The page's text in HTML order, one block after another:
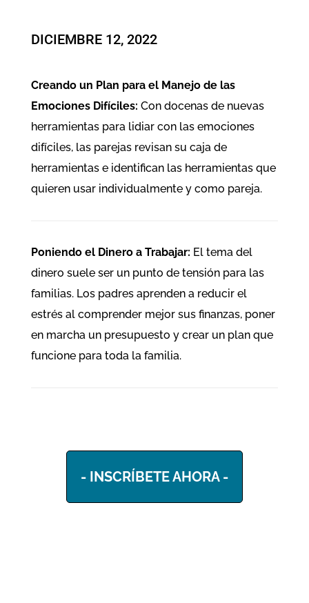
DICIEMBRE 12, 2022
Creando un Plan para el Manejo de las
Emociones Difíciles: Con docenas de nuevas
herramientas para lidiar con las emociones
difíciles, las parejas revisan su caja de
herramientas e identifican las herramientas que
quieren usar individualmente y como pareja.
Poniendo el Dinero a Trabajar: El tema del
dinero suele ser un punto de tensión para las
familias. Los padres aprenden a reducir el
estrés al comprender mejor sus finanzas, poner
en marcha un presupuesto y crear un plan que
funcione para toda la familia.
- INSCRÍBETE AHORA -